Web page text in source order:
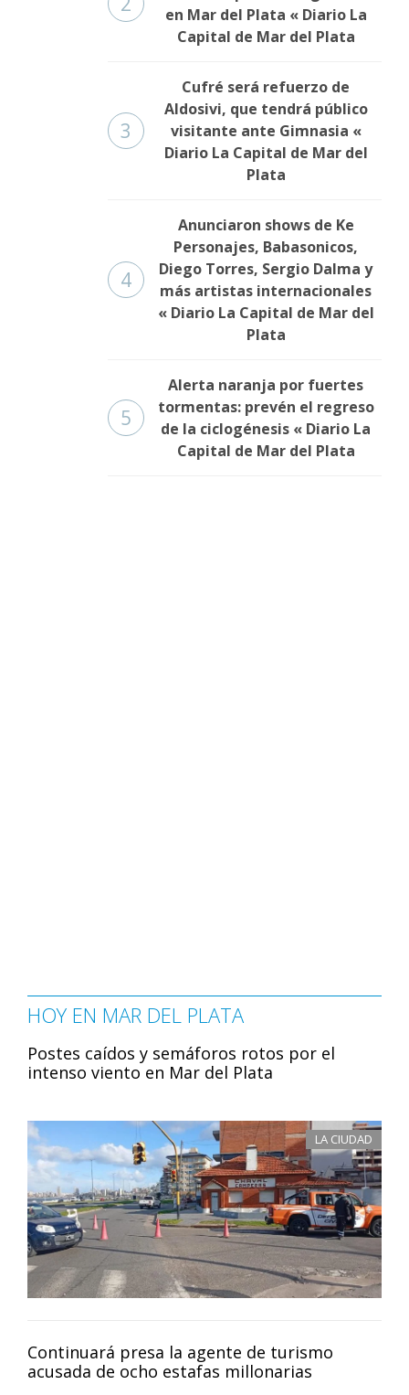
en Mar del Plata « Diario La
Capital de Mar del Plata
3
Cufré será refuerzo de
Aldosivi, que tendrá público
visitante ante Gimnasia «
Diario La Capital de Mar del
Plata
4
Anunciaron shows de Ke
Personajes, Babasonicos,
Diego Torres, Sergio Dalma y
más artistas internacionales
« Diario La Capital de Mar del
Plata
5
Alerta naranja por fuertes
tormentas: prevén el regreso
de la ciclogénesis « Diario La
Capital de Mar del Plata
HOY EN MAR DEL PLATA
Postes caídos y semáforos rotos por el
intenso viento en Mar del Plata
LA CIUDAD
Continuará presa la agente de turismo
acusada de ocho estafas millonarias